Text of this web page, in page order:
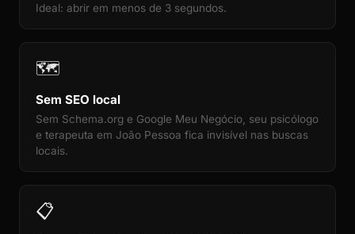
Ideal: abrir em menos de 3 segundos.
🗺️
Sem SEO local
Sem Schema.org e Google Meu Negócio, seu psicólogo
e terapeuta em João Pessoa fica invisível nas buscas
locais.
📋